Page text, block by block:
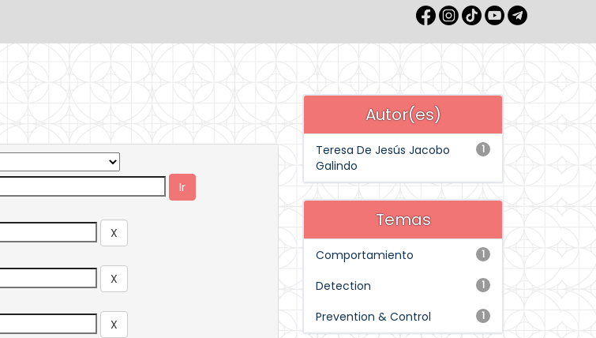
Autor(es)
1
Teresa De Jesús Jacobo
Galindo
Temas
1
Comportamiento
1
Detection
1
Prevention & Control